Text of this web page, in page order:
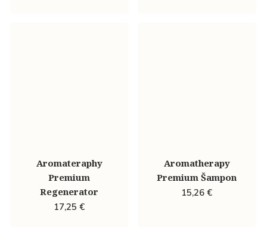
Aromateraphy
Premium
Regenerator
17,25€
Aromatherapy
Premium Šampon
15,26€